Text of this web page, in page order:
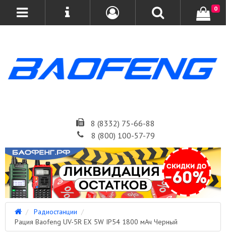
8 (8332) 75-66-88
8 (800) 100-57-79
0
Радиостанции
Рация Baofeng UV-5R EX 5W IP54 1800 мАч Черный